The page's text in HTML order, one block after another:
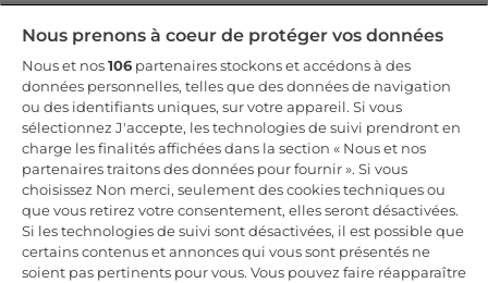
Data Act Policy
Règlement GPSR (EU) 2023/988 Art. 19
Incrivez-vous à la newsletter
Inscrivez-vous et recevez -10% sur votre
première commande
Nous prenons à coeur de protéger vos données
Nous et nos106 partenaires stockons et accédons à des
données personnelles, telles que des données de navigation
ou des identifiants uniques, sur votre appareil. Si vous
sélectionnez J'accepte, les technologies de suivi prendront en
charge les finalités affichées dans la section « Nous et nos
partenaires traitons des données pour fournir ». Si vous
choisissez Non merci, seulement des cookies techniques ou
que vous retirez votre consentement, elles seront désactivées.
Si les technologies de suivi sont désactivées, il est possible que
certains contenus et annonces qui vous sont présentés ne
soient pas pertinents pour vous. Vous pouvez faire réapparaître